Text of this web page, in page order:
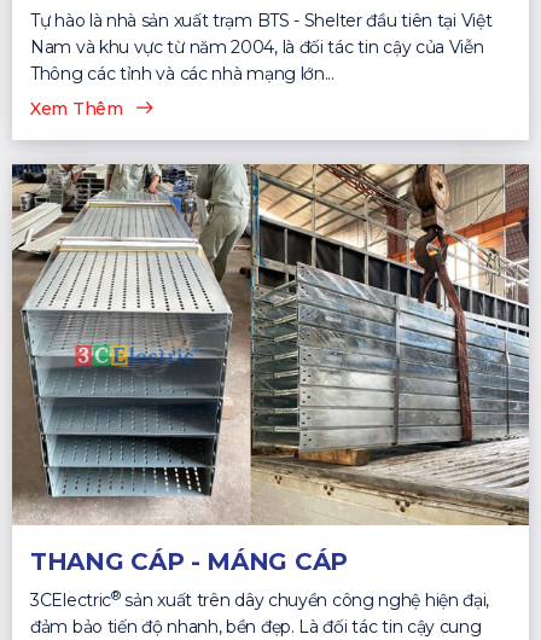
Tự hào là nhà sản xuất trạm BTS - Shelter đầu tiên tại Việt
Nam và khu vực từ năm 2004, là đối tác tin cậy của Viễn
Thông các tỉnh và các nhà mạng lớn...
Xem Thêm
THANG CÁP - MÁNG CÁP
3CElectric®sản xuất trên dây chuyền công nghệ hiện đại,
đảm bảo tiến độ nhanh, bền đẹp. Là đối tác tin cậy cung